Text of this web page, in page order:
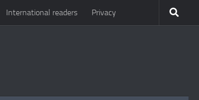
International readers Privacy